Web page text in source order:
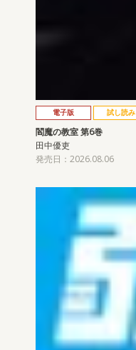
電子版 試し読み
閻魔の教室 第6巻
田中優吏
発売日：2026.08.06